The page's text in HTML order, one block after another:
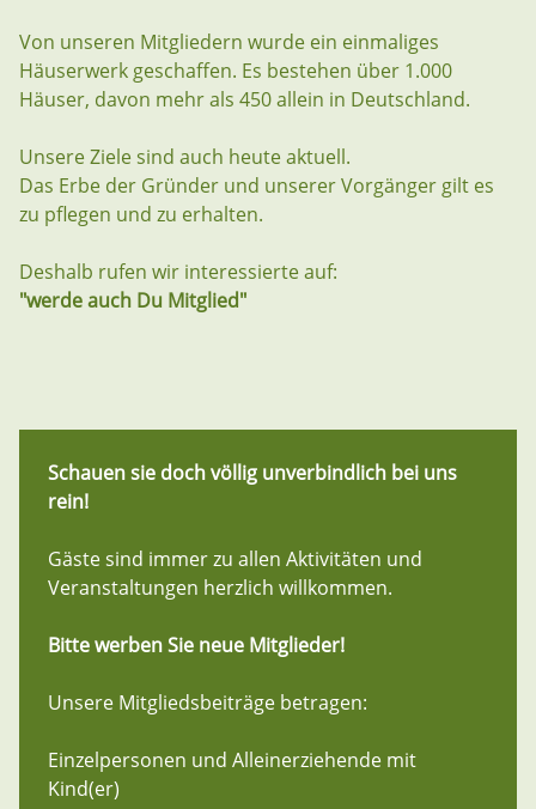
Von unseren Mitgliedern wurde ein einmaliges
Häuserwerk geschaffen. Es bestehen über 1.000
Häuser, davon mehr als 450 allein in Deutschland.
Unsere Ziele sind auch heute aktuell.
Das Erbe der Gründer und unserer Vorgänger gilt es
zu pflegen und zu erhalten.
Deshalb rufen wir interessierte auf:
"werde auch Du Mitglied"
Schauen sie doch völlig unverbindlich bei uns
rein!
Gäste sind immer zu allen Aktivitäten und
Veranstaltungen herzlich willkommen.
Bitte werben Sie neue Mitglieder!
Unsere Mitgliedsbeiträge betragen:
Einzelpersonen und Alleinerziehende mit
Kind(er)